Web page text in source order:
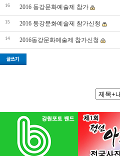
16 2016 동강문화예술제 참가
15 2016 동강문화예술제 참가신청
14 2016동강문화예술제 참가신청